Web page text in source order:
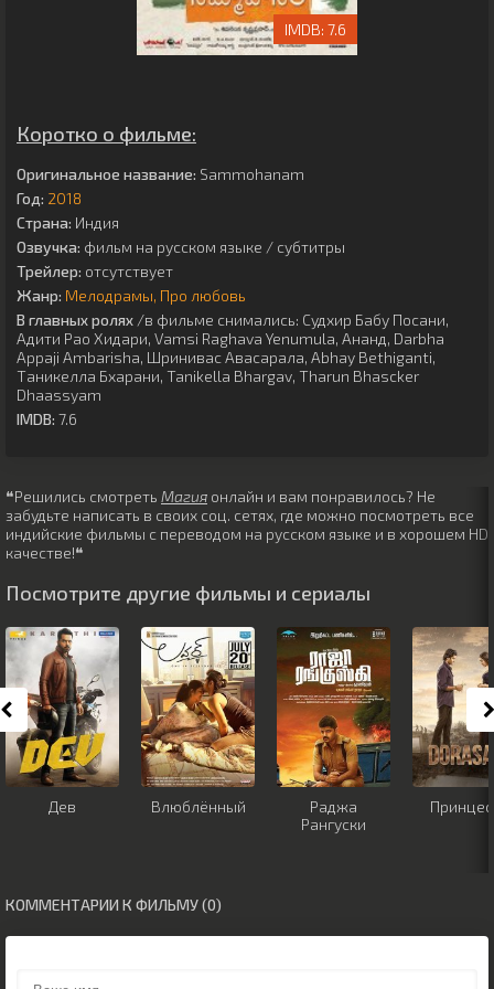
7.6
Коротко о фильме:
Оригинальное название: Sammohanam
Год: 2018
Страна: Индия
Озвучка: фильм на русском языке / субтитры
Трейлер: отсутствует
Жанр: Мелодрамы Про любовь
В главных ролях /в фильме снимались: Судхир Бабу Посани,
Адити Рао Хидари, Vamsi Raghava Yenumula, Ананд, Darbha
Appaji Ambarisha, Шринивас Авасарала, Abhay Bethiganti,
Таникелла Бхарани, Tanikella Bhargav, Tharun Bhascker
Dhaassyam
IMDB: 7.6
❝Решились смотреть Магия онлайн и вам понравилось? Не
забудьте написать в своих соц. сетях, где можно посмотреть все
индийские фильмы с переводом на русском языке и в хорошем HD
качестве!❝
Посмотрите другие фильмы и сериалы
Дев Влюблённый
Раджа
Рангуски
КОММЕНТАРИИ К ФИЛЬМУ (0)